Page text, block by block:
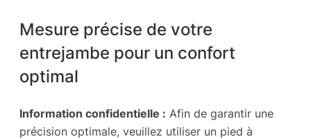
Mesure précise de votre
entrejambe pour un confort
optimal
Information confidentielle : Afin de garantir une
précision optimale, veuillez utiliser un pied à